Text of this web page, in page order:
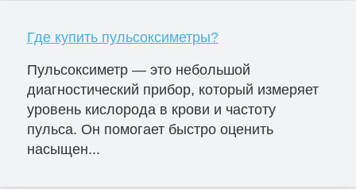
Где купить пульсоксиметры?
Пульсоксиметр — это небольшой
диагностический прибор, который измеряет
уровень кислорода в крови и частоту
пульса. Он помогает быстро оценить
насыщен...